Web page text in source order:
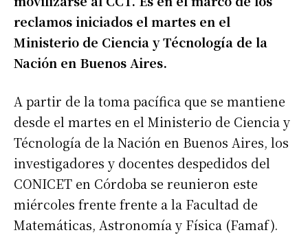
reclamos iniciados el martes en el
Ministerio de Ciencia y Técnología de la
Nación en Buenos Aires.
A partir de la toma pacífica que se mantiene
desde el martes en el Ministerio de Ciencia y
Técnología de la Nación en Buenos Aires, los
investigadores y docentes despedidos del
CONICET en Córdoba se reunieron este
miércoles frente frente a la Facultad de
Matemáticas, Astronomía y Física (Famaf).